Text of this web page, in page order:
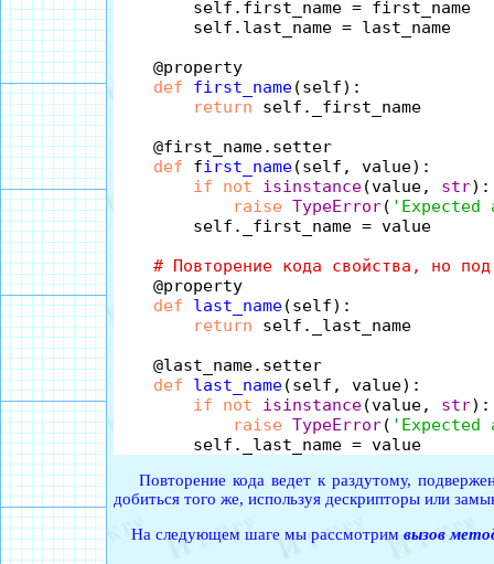
        self.first_name = first_name
        self.last_name = last_name
    @property
def
first_name(self):
return self._first_name
    @first_name.setter
def first_name(self, value):
if
not isinstance(value, str):
raise TypeError(
        self._first_name = value
# Повторение кода свойства, но
    @property
def
last_name(self):
return self._last_name
    @last_name.setter
def
last_name(self, value):
if
not isinstance(value, str):
raise TypeError(
        self._last_name = value
Повторение кода ведет к раздутому,
добиться того же, используя дескрипторы или
На следующем шаге мы рассмотрим вызов